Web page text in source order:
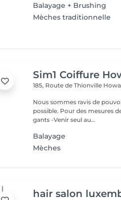
Balayage + Brushing
Mèches traditionnelle
Sim1 Coiffure
185, Route de Thionville
Nous sommes ravis de
possible. Pour des mesures
gants -Venir seul au...
Balayage
Mèches
hair salon